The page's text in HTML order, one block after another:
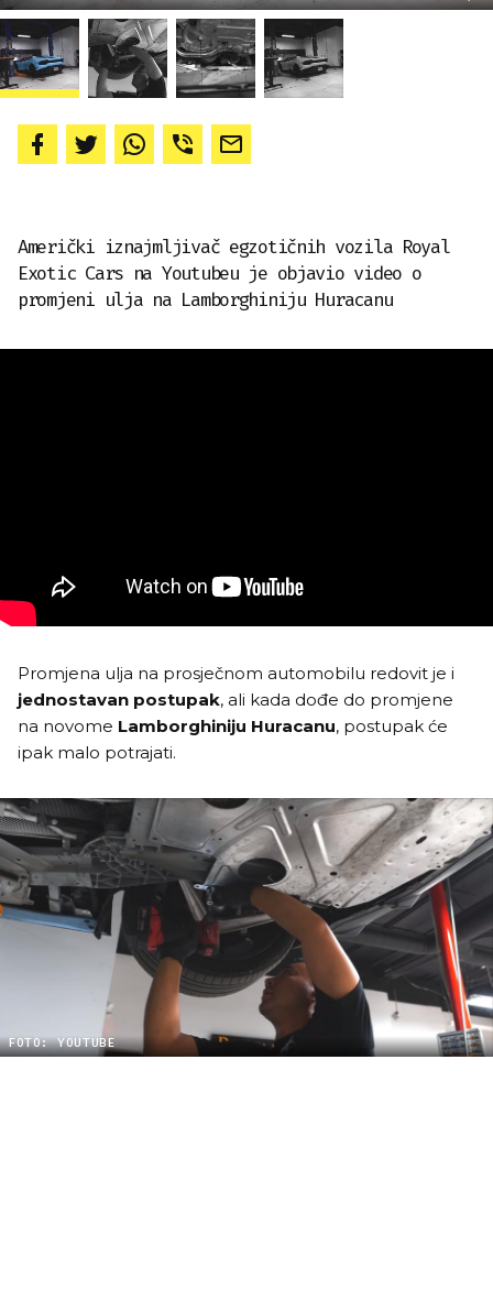
Američki iznajmljivač egzotičnih vozila Royal
Exotic Cars na Youtubeu je objavio video o
promjeni ulja na Lamborghiniju Huracanu
Promjena ulja na prosječnom automobilu redovit je i
jednostavan postupak, ali kada dođe do promjene
na novome Lamborghiniju Huracanu, postupak će
ipak malo potrajati.
FOTO: YOUTUBE